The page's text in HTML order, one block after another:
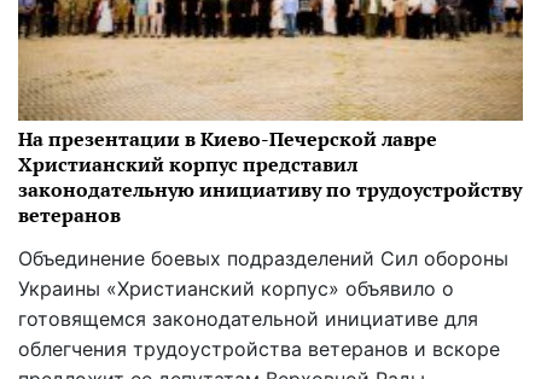
На презентации в Киево-Печерской лавре
Христианский корпус представил
законодательную инициативу по трудоустройству
ветеранов
Объединение боевых подразделений Сил обороны
Украины «Христианский корпус» объявило о
готовящемся законодательной инициативе для
облегчения трудоустройства ветеранов и вскоре